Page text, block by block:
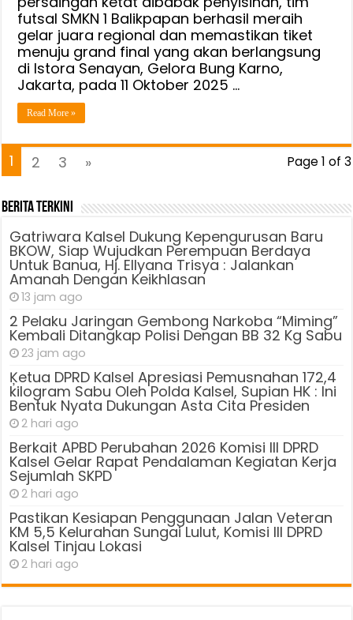
Juara
Regional
Kalimantan
futsal SMKN 1 Balikpapan berhasil meraih
gelar juara regional dan memastikan tiket
menuju grand final yang akan berlangsung
di Istora Senayan, Gelora Bung Karno,
Jakarta, pada 11 Oktober 2025 …
Read More »
Page 1 of 3
1 2 3 »
Berita Terkini
Gatriwara Kalsel Dukung Kepengurusan Baru
BKOW, Siap Wujudkan Perempuan Berdaya
Untuk Banua, Hj. Ellyana Trisya : Jalankan
Amanah Dengan Keikhlasan
13 jam ago
2 Pelaku Jaringan Gembong Narkoba “Miming”
Kembali Ditangkap Polisi Dengan BB 32 Kg Sabu
23 jam ago
Ķetua DPRD Kalsel Apresiasi Pemusnahan 172,4
kilogram Sabu Oleh Polda Kalsel, Supian HK : Ini
Bentuk Nyata Dukungan Asta Cita Presiden
2 hari ago
Berkait APBD Perubahan 2026 Komisi III DPRD
Kalsel Gelar Rapat Pendalaman Kegiatan Kerja
Sejumlah SKPD
2 hari ago
Pastikan Kesiapan Penggunaan Jalan Veteran
KM 5,5 Kelurahan Sungai Lulut, Komisi III DPRD
Kalsel Tinjau Lokasi
2 hari ago